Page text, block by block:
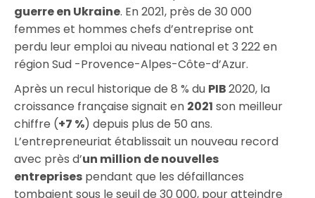
guerre en Ukraine. En 2021, près de 30 000
femmes et hommes chefs d’entreprise ont
perdu leur emploi au niveau national et 3 222 en
région Sud -Provence-Alpes-Côte-d’Azur.
Après un recul historique de 8 % du PIB2020, la
croissance française signait en 2021 son meilleur
chiffre (+7 %) depuis plus de 50 ans.
L’entrepreneuriat établissait un nouveau record
avec près d’un million de nouvelles
entreprises pendant que les défaillances
tombaient sous le seuil de 30 000, pour atteindre